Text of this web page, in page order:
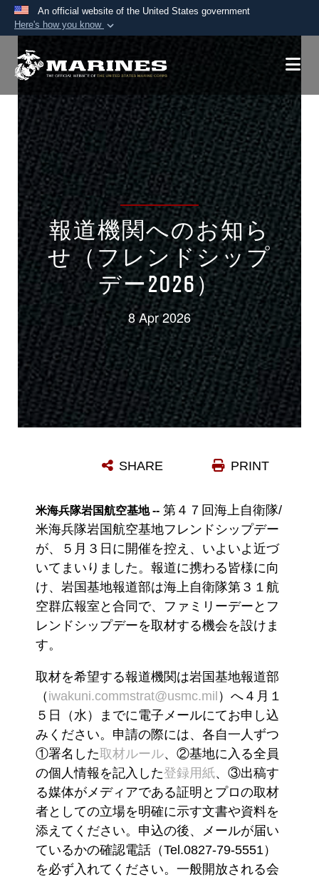
An official website of the United States government
Here's how you know
A.mil website belongs to an official U.S.
States.
Secure .mil websites use HTTPS
A lock ( )orhttps:// means you’ve safely
connected to the .mil website. Share sensitive
information only on official, secure websites.
報道機関へのお知ら
せ（フレンドシップ
デー2026）
8 Apr 2026
PRINT
SHARE
米海兵隊岩国航空基地 -- 第４７回海上自衛隊/
米海兵隊岩国航空基地フレンドシップデー
が、５月３日に開催を控え、いよいよ近づ
いてまいりました。報道に携わる皆様に向
け、岩国基地報道部は海上自衛隊第３１航
空群広報室と合同で、ファミリーデーとフ
レンドシップデーを取材する機会を設けま
す。
取材を希望する報道機関は岩国基地報道部
（ iwakuni.commstrat@usmc.mil ）へ４月１
５日（水）までに電子メールにてお申し込
みください。申請の際には、各自一人ずつ
①署名した取材ルール、②基地に入る全員
の個人情報を記入した登録用紙、③出稿す
る媒体がメディアである証明とプロの取材
者としての立場を明確に示す文書や資料を
添えてください。申込の後、メールが届い
ているかの確認電話（Tel.0827-79-5551）
を必ず入れてください。一般開放される会